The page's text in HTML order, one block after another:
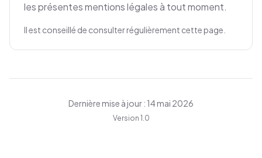
les présentes mentions légales à tout moment.
Il est conseillé de consulter régulièrement cette page.
Dernière mise à jour : 14 mai 2026
Version 1.0